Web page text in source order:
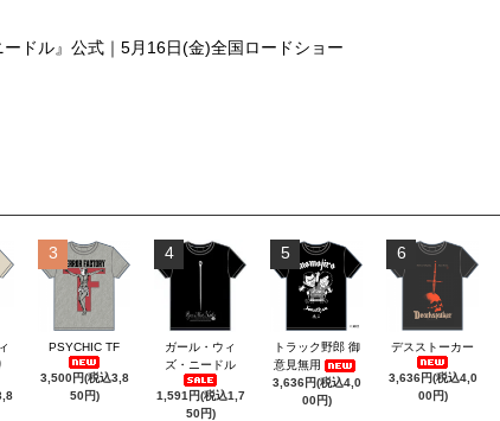
ドル』公式｜5月16日(金)全国ロードショー
3
PSYCHIC TF
3,500円(税込3,8
50円)
4
ガール・ウィ
ズ・ニードル
1,591円(税込1,7
50円)
5
トラック野郎 御
意見無用
3,636円(税込4,0
00円)
6
デスストーカー
3,636円(税込4,0
00円)